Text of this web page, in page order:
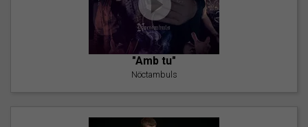
"Amb tu"
Nöctambuls